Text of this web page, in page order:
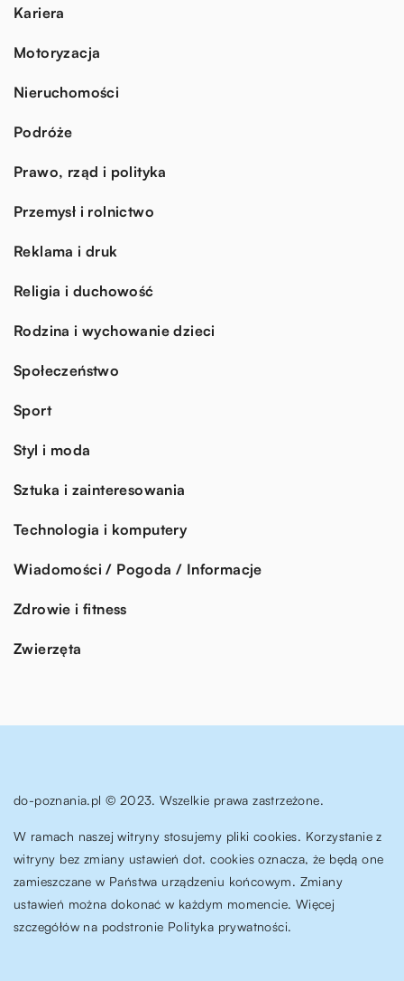
Kariera
Motoryzacja
Nieruchomości
Podróże
Prawo, rząd i polityka
Przemysł i rolnictwo
Reklama i druk
Religia i duchowość
Rodzina i wychowanie dzieci
Społeczeństwo
Sport
Styl i moda
Sztuka i zainteresowania
Technologia i komputery
Wiadomości / Pogoda / Informacje
Zdrowie i fitness
Zwierzęta
do-poznania.pl © 2023. Wszelkie prawa zastrzeżone.
W ramach naszej witryny stosujemy pliki cookies. Korzystanie z
witryny bez zmiany ustawień dot. cookies oznacza, że będą one
zamieszczane w Państwa urządzeniu końcowym. Zmiany
ustawień można dokonać w każdym momencie. Więcej
szczegółów na podstronie Polityka prywatności.